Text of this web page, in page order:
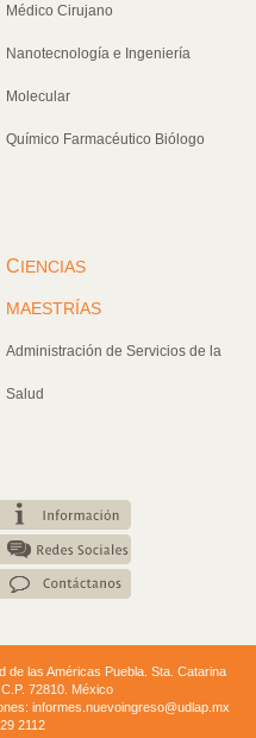
Médico Cirujano
Nanotecnología e Ingeniería
Molecular
Químico Farmacéutico Biólogo
CIENCIAS
MAESTRÍAS
Administración de Servicios de la
Salud
las Américas Puebla. Sta. Catarina
72810. México
informes.nuevoingreso@udlap.mx
2112